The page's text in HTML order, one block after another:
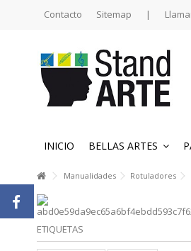
Contacto Sitemap |
INICIO BELLAS ARTES
Manualidades Rotuladores
ETIQUETAS